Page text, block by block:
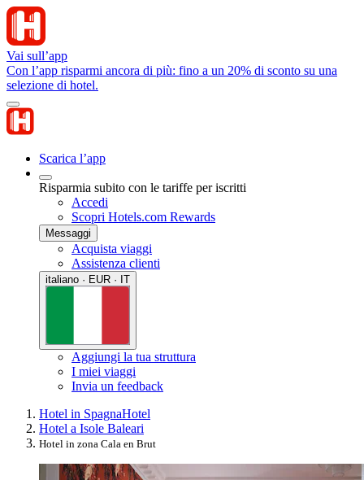
Vai sull’app
Con l’app risparmi ancora di più: fino a un 20% di sconto su una
selezione di hotel.
Scarica l’app
Risparmia subito con le tariffe per iscritti
Accedi
Scopri Hotels.com Rewards
Messaggi
Acquista viaggi
Assistenza clienti
italiano · EUR · IT
Aggiungi la tua struttura
I miei viaggi
Invia un feedback
Hotel in SpagnaHotel
Hotel a Isole Baleari
Hotel in zona Cala en Brut